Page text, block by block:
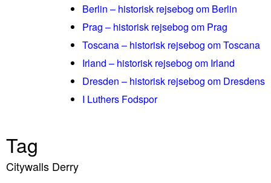
Berlin – historisk rejsebog om Berlin
Prag – historisk rejsebog om Prag
Toscana – historisk rejsebog om Toscana
Irland – historisk rejsebog om Irland
Dresden – historisk rejsebog om Dresdens
I Luthers Fodspor
Tag
Citywalls Derry